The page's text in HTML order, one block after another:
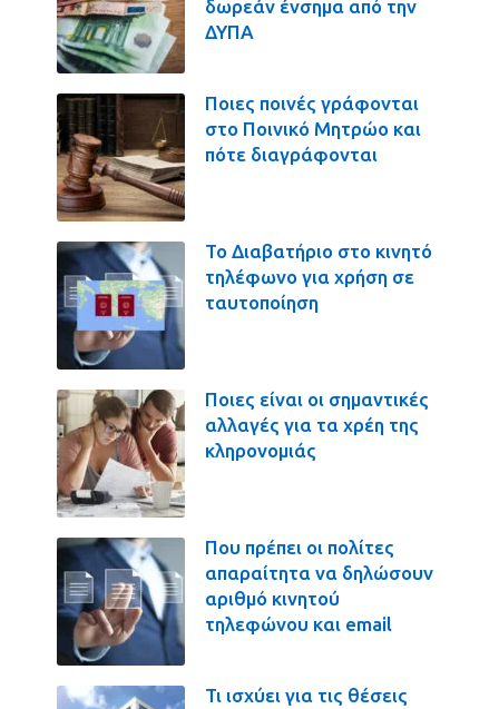
δωρεάν ένσημα από την
ΔΥΠΑ
Ποιες ποινές γράφονται
στο Ποινικό Μητρώο και
πότε διαγράφονται
Το Διαβατήριο στο κινητό
τηλέφωνο για χρήση σε
ταυτοποίηση
Ποιες είναι οι σημαντικές
αλλαγές για τα χρέη της
κληρονομιάς
Που πρέπει οι πολίτες
απαραίτητα να δηλώσουν
αριθμό κινητού
τηλεφώνου και email
Τι ισχύει για τις θέσεις